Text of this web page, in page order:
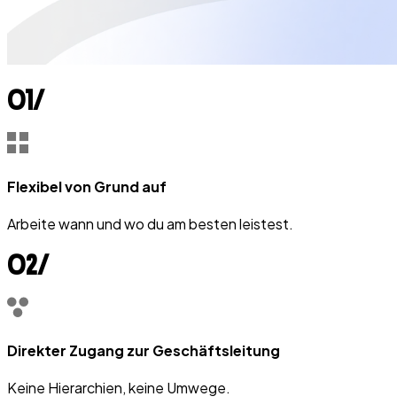
01/
Flexibel von Grund auf
Arbeite wann und wo du am besten leistest.
02/
Direkter Zugang zur Geschäftsleitung
Keine Hierarchien, keine Umwege.